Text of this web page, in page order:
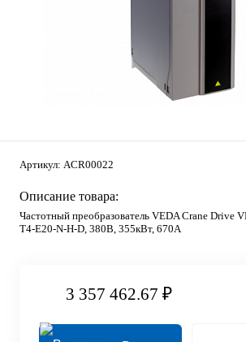
Артикул: ACR00022
Описание товара:
Частотный преобразователь VEDA Crane Drive
T4-E20-N-H-D, 380В, 355кВт, 670А
3 357 462.67 ₽